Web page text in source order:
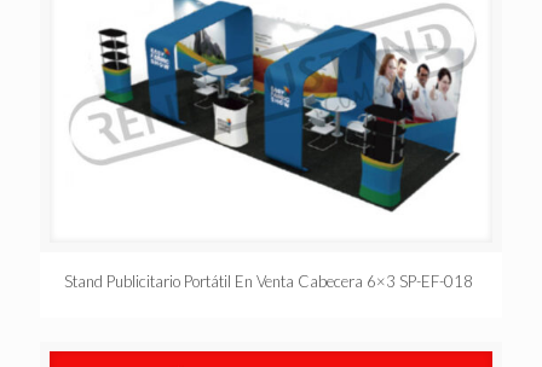
Stand Publicitario Portátil En Venta Cabecera 6×3 SP-EF-018